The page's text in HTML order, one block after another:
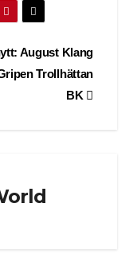
August Klang
Trollhättan
BK